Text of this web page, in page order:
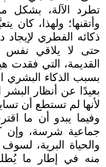
تطرد الآلة، بشكل
وأتقنها؛ ولهذا،
ذكائه الفطري لإيجاد
حتى لا يلاقي نفس
القديمة، التي فقدت
بسبب الذكاء البشري
بعيدًا عن أنظار البشر
لأنها لم تستطع أن
وفيما يبدو أن ما
جماعية شرسة، وإن
والحياة البرية،
منه في إطار ما